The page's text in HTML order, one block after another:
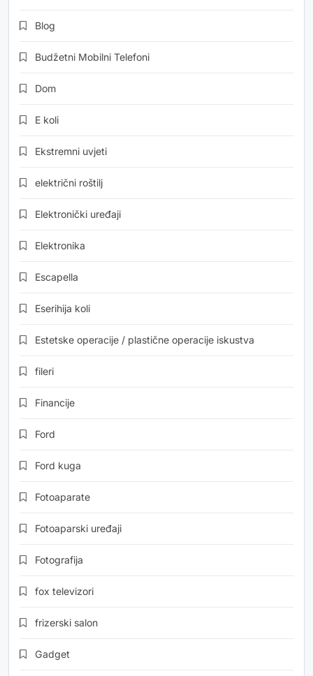
Blog
Budžetni Mobilni Telefoni
Dom
E koli
Ekstremni uvjeti
električni roštilj
Elektronički uređaji
Elektronika
Escapella
Eserihija koli
Estetske operacije / plastične operacije iskustva
fileri
Financije
Ford
Ford kuga
Fotoaparate
Fotoaparski uređaji
Fotografija
fox televizori
frizerski salon
Gadget